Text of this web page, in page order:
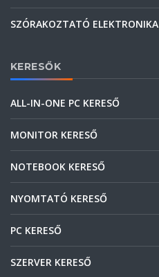
SZÓRAKOZTATÓ ELEKTRONIKA
KERESŐK
ALL-IN-ONE PC KERESŐ
MONITOR KERESŐ
NOTEBOOK KERESŐ
NYOMTATÓ KERESŐ
PC KERESŐ
SZERVER KERESŐ